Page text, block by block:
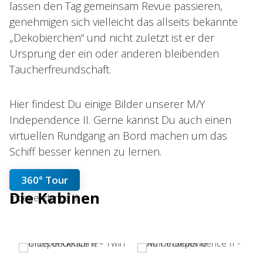
lassen den Tag gemeinsam Revue passieren,
genehmigen sich vielleicht das allseits bekannte
„Dekobierchen“ und nicht zuletzt ist er der
Ursprung der ein oder anderen bleibenden
Taucherfreundschaft.
Hier findest Du einige Bilder unserer M/Y
Independence II. Gerne kannst Du auch einen
virtuellen Rundgang an Bord machen um das
Schiff besser kennen zu lernen.
360° Tour
Independence Ii
Die Kabinen